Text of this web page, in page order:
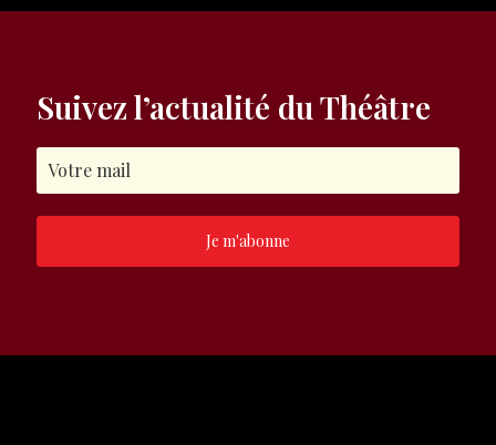
Suivez l’actualité du Théâtre
Je m'abonne